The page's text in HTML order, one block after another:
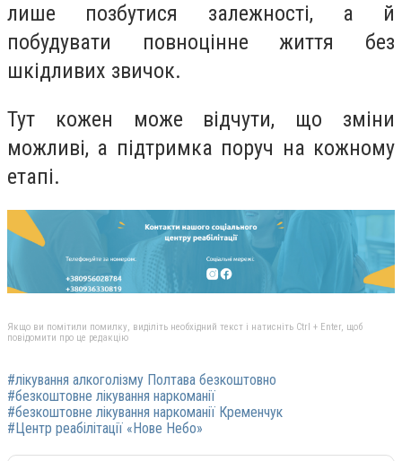
лише позбутися залежності, а й
побудувати повноцінне життя без
шкідливих звичок.
Тут кожен може відчути, що зміни
можливі, а підтримка поруч на кожному
етапі.
Якщо ви помітили помилку, виділіть необхідний текст і натисніть Ctrl + Enter, щоб
повідомити про це редакцію
#лікування алкоголізму Полтава безкоштовно
#безкоштовне лікування наркоманії
#безкоштовне лікування наркоманії Кременчук
#Центр реабілітації «Нове Небо»